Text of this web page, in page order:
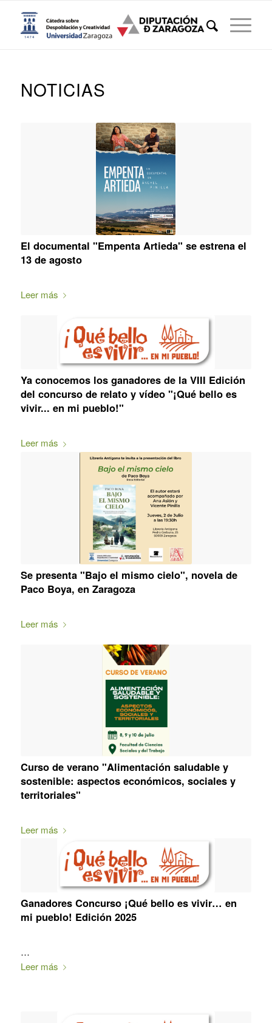
NOTICIAS
El documental "Empenta Artieda" se estrena el
13 de agosto
Leer más
Ya conocemos los ganadores de la VIII Edición
del concurso de relato y vídeo "¡Qué bello es
vivir... en mi pueblo!"
Leer más
Se presenta "Bajo el mismo cielo", novela de
Paco Boya, en Zaragoza
Leer más
Curso de verano "Alimentación saludable y
sostenible: aspectos económicos, sociales y
territoriales"
Leer más
Ganadores Concurso ¡Qué bello es vivir… en
mi pueblo! Edición 2025
…
Leer más